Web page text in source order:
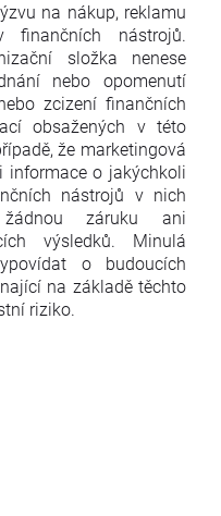
na nákup, reklamu
finančních nástrojů.
složka nenese
nebo opomenutí
zcizení finančních
obsažených v této
že marketingová
informace o jakýchkoli
nástrojů v nich
žádnou záruku ani
výsledků. Minulá
o budoucích
na základě těchto
riziko.